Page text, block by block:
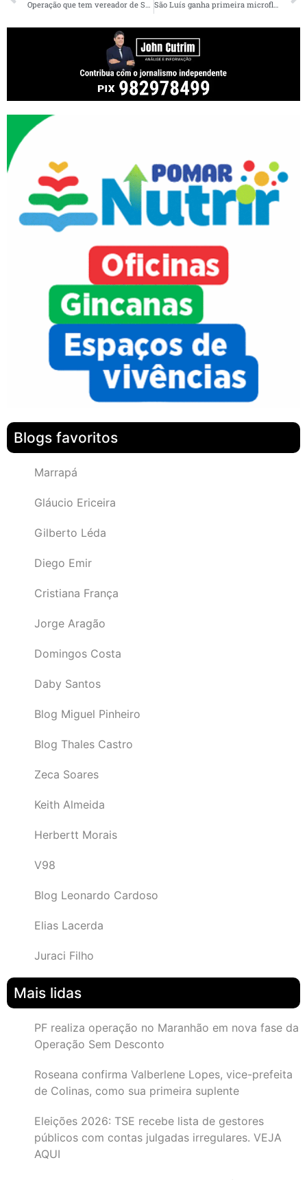
Blogs favoritos
Marrapá
Gláucio Ericeira
Gilberto Léda
Diego Emir
Cristiana França
Jorge Aragão
Domingos Costa
Daby Santos
Blog Miguel Pinheiro
Blog Thales Castro
Zeca Soares
Keith Almeida
Herbertt Morais
V98
Blog Leonardo Cardoso
Elias Lacerda
Juraci Filho
Mais lidas
PF realiza operação no Maranhão em nova fase da
Operação Sem Desconto
Roseana confirma Valberlene Lopes, vice-prefeita
de Colinas, como sua primeira suplente
Eleições 2026: TSE recebe lista de gestores
públicos com contas julgadas irregulares. VEJA
AQUI